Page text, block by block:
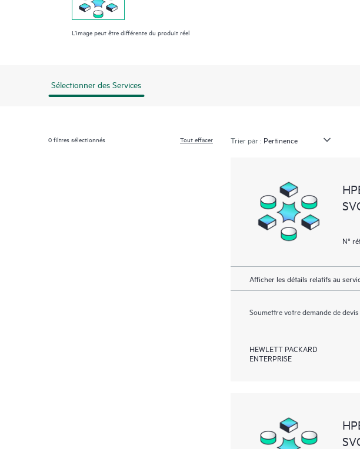
L’image peut être différente du produit réel
Sélectionner des Services
0filtres sélectionnés Tout effacer Trier par :
N°
Afficher les détails relatifs au
Soumettre votre demande de
HEWLETT PACKARD
ENTERPRISE